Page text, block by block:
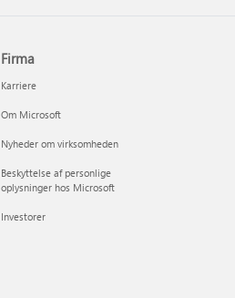
Firma
Karriere
Om Microsoft
Nyheder om virksomheden
Beskyttelse af personlige
oplysninger hos Microsoft
Investorer